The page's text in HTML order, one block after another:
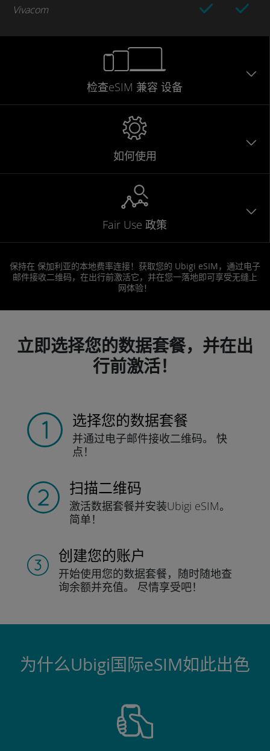
Vivacom
检查eSIM 兼容 设备
如何使用
Fair Use 政策
保持在 保加利亚的本地费率连接！获取您的 Ubigi eSIM，通过电子
邮件接收二维码，在出行前激活它，并在您一落地即可享受无缝上
网体验！
立即选择您的数据套餐，并在出
行前激活！
选择您的数据套餐
并通过电子邮件接收二维码。
快
点！
扫描二维码
激活数据套餐并安装Ubigi eSIM。
简单！
创建您的账户
开始使用您的数据套餐，随时随地查
询余额并充值。 尽情享受吧！
为什么Ubigi国际eSIM如此出色